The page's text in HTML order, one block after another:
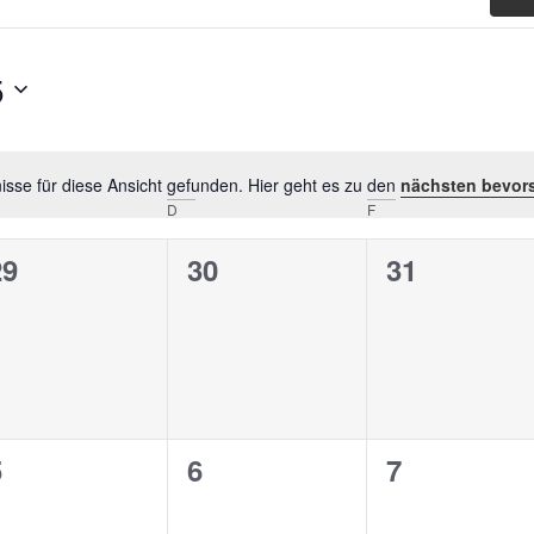
Hinweis
für diese Ansicht gefunden. Hier geht es zu den nächsten
D F
0
30
0
31
0
6
0
7